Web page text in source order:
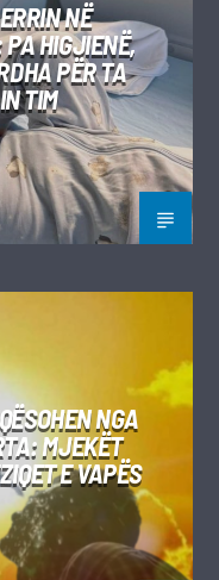
NË
PA HIGJIENË,
PËR TA
TIM
NGA
MJEKËT
E VAPËS